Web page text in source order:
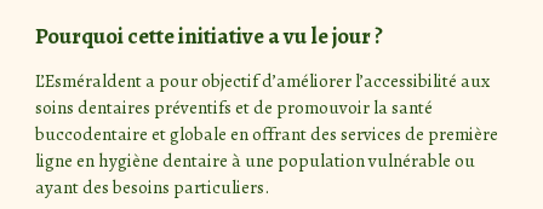
Pourquoi cette initiative a vu le jour ?
L’Esméraldent a pour objectif d’améliorer l’accessibilité aux
soins dentaires préventifs et de promouvoir la santé
buccodentaire et globale en offrant des services de première
ligne en hygiène dentaire à une population vulnérable ou
ayant des besoins particuliers.